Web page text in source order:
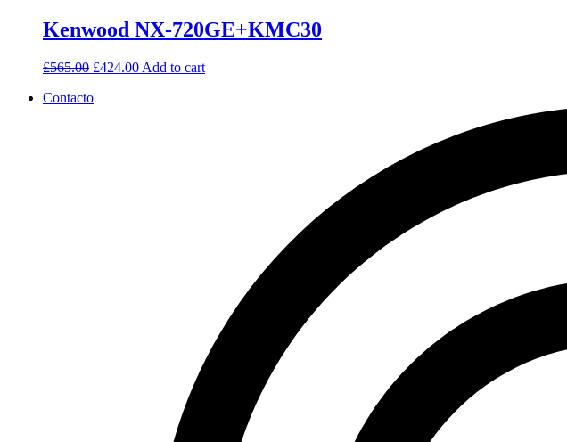
Kenwood NX-720GE+KMC30
£565.00 £424.00 Add to cart
Contacto